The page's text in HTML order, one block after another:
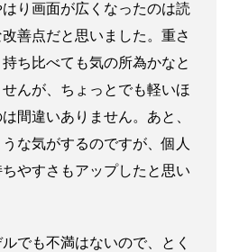
り画面が広くなったのは読
善点だと思いました。重さ
ち比べても気の所為かなと
んが、ちょっとでも軽いほ
間違いありません。あと、
な気がするのですが、個人
やすさもアップしたと思い
でも不満はないので、とく